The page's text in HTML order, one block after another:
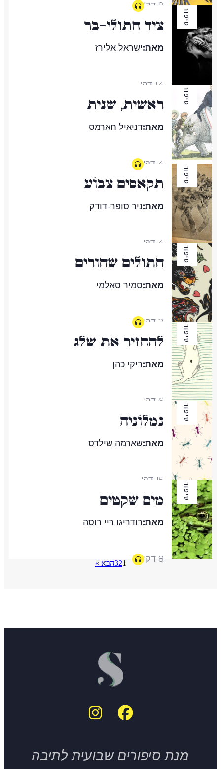
9 דק'
סיפור ציד חתולי-בר
מאת:ישראל אלירז
14 דק'
סיפור ראשית, שנית
מאת:דניאיל חארמס
4 דק'
סיפור תקאסים צבוֹע
מאת:ניר סופר-דודק
4 דק'
סיפור חתולים שחורים
מאת:סמיר סאלמי
2 דק'
סיפור להחזיר את שלג
מאת:ריקי כהן
6 דק'
סיפור נְמָלוֹניָה
מאת:שארמה שילדס
15 דק'
סיפור מים שקטים
מאת:רודריגו ריי רוסה
8 דק' 1
2
3הבא »
מנת סיפורים שבועית לתיבה